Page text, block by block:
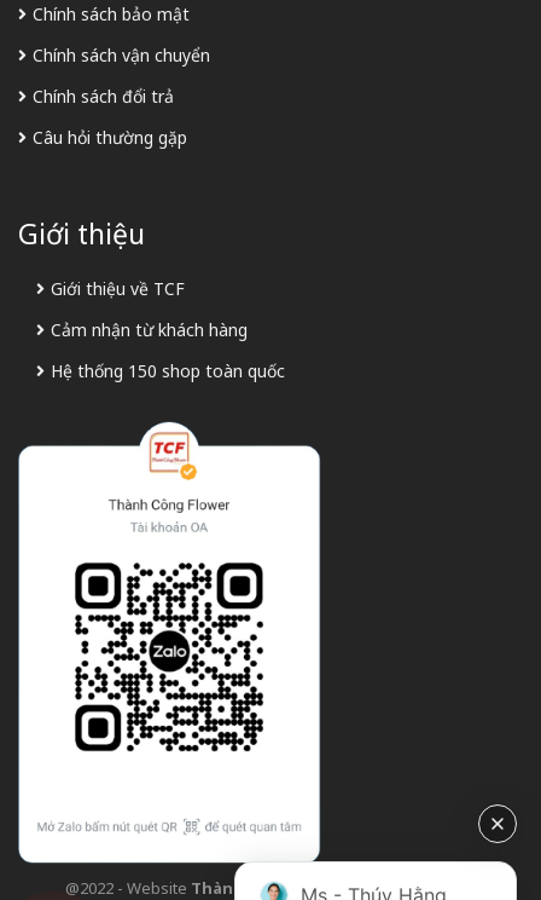
Chính sách bảo mật
Chính sách vận chuyển
Chính sách đổi trả
Câu hỏi thường gặp
Giới thiệu
Giới thiệu về TCF
Cảm nhận từ khách hàng
Hệ thống 150 shop toàn quốc
@2022 - Website Thành Công Flower| Design bởi
Ms - Thúy Hằng